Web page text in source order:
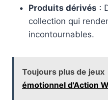
Produits dérivés :
collection qui
incontournables.
Toujours plus de jeux
émotionnel d'Action